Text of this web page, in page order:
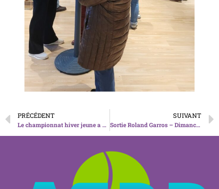
PRÉCÉDENT
Le championnat hiver jeune a pris fin
SUIVANT
Sortie Roland Garros – Dimanche 24 mai 2026